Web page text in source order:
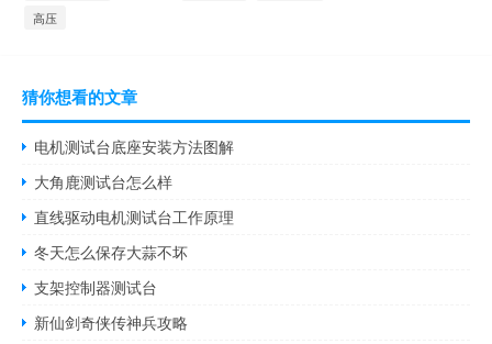
高压
猜你想看的文章
电机测试台底座安装方法图解
大角鹿测试台怎么样
直线驱动电机测试台工作原理
冬天怎么保存大蒜不坏
支架控制器测试台
新仙剑奇侠传神兵攻略